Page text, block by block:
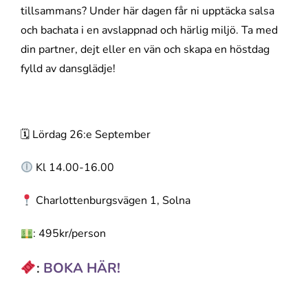
tillsammans? Under här dagen får ni upptäcka salsa
och bachata i en avslappnad och härlig miljö. Ta med
din partner, dejt eller en vän och skapa en höstdag
fylld av dansglädje!
🗓 Lördag 26:e September
Kl 14.00-16.00
Charlottenburgsvägen 1, Solna
: 495kr/person
: BOKA HÄR!